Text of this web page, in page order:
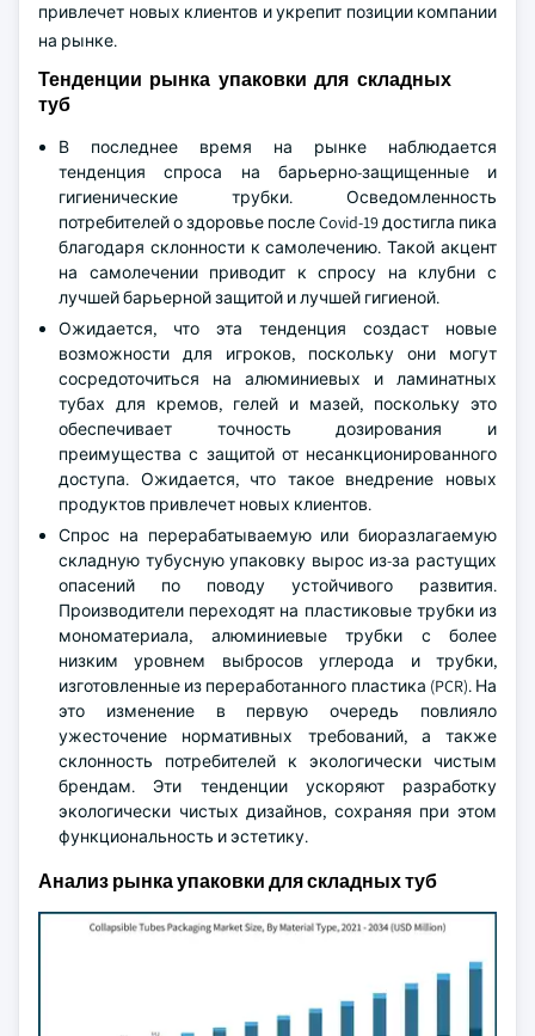
привлечет новых клиентов и укрепит позиции компании
на рынке.
Тенденции рынка упаковки для складных
туб
В последнее время на рынке наблюдается
тенденция спроса на барьерно-защищенные и
гигиенические трубки. Осведомленность
потребителей о здоровье после Covid-19 достигла пика
благодаря склонности к самолечению. Такой акцент
на самолечении приводит к спросу на клубни с
лучшей барьерной защитой и лучшей гигиеной.
Ожидается, что эта тенденция создаст новые
возможности для игроков, поскольку они могут
сосредоточиться на алюминиевых и ламинатных
тубах для кремов, гелей и мазей, поскольку это
обеспечивает точность дозирования и
преимущества с защитой от несанкционированного
доступа. Ожидается, что такое внедрение новых
продуктов привлечет новых клиентов.
Спрос на перерабатываемую или биоразлагаемую
складную тубусную упаковку вырос из-за растущих
опасений по поводу устойчивого развития.
Производители переходят на пластиковые трубки из
мономатериала, алюминиевые трубки с более
низким уровнем выбросов углерода и трубки,
изготовленные из переработанного пластика (PCR). На
это изменение в первую очередь повлияло
ужесточение нормативных требований, а также
склонность потребителей к экологически чистым
брендам. Эти тенденции ускоряют разработку
экологически чистых дизайнов, сохраняя при этом
функциональность и эстетику.
Анализ рынка упаковки для складных туб